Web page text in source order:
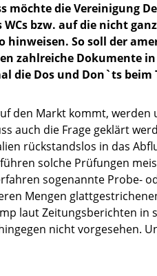
möchte die Vereinigung
bzw. auf die nicht
hinweisen. So soll der
zahlreiche Dokumente
die Dos und Don`ts
den Markt kommt,
auch die Frage geklärt
rückstandslos in das
solche Prüfungen
sogenannte Probe-
Mengen
laut Zeitungsberichten in
nicht vorgesehen.